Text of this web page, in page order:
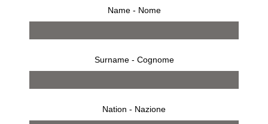
Name - Nome
Surname - Cognome
Nation - Nazione